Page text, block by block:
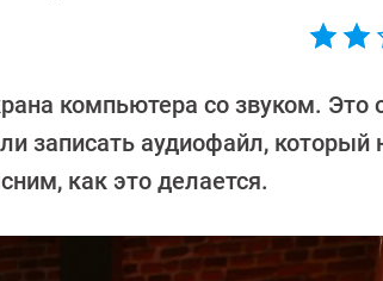
компьютера со звуком. Это
записать аудиофайл,
как это делается.